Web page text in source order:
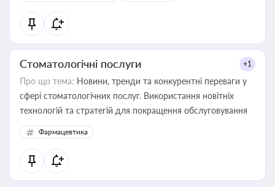
Стоматологічні послуги +1
Про що тема: Новини, тренди та конкурентні переваги у
сфері стоматологічних послуг. Використання новітніх
технологій та стратегій для покращення обслуговування
Фармацевтика